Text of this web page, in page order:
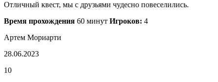
Отличный квест, мы с друзьями чудесно повеселились.
Время прохождения 60 минут Игроков: 4
Артем Мориарти
28.06.2023
10